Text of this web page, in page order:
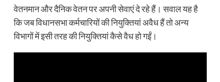
वेतनमान और दैनिक वेतन पर अपनी सेवाएं दे रहे हैं। सवाल यह है
कि जब विधानसभा कर्मचारियों की नियुक्तियां अवैध हैं तो अन्य
विभागों में इसी तरह की नियुक्तियां कैसे वैध हो गईं।